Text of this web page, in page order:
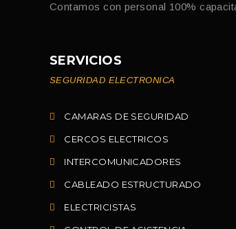
Contamos con personal 100%
SERVICIOS
SEGURIDAD ELECTRONICA
CAMARAS DE SEGURIDAD
CERCOS ELECTRICOS
INTERCOMUNICADORES
CABLEADO ESTRUCTURADO
ELECTRICISTAS